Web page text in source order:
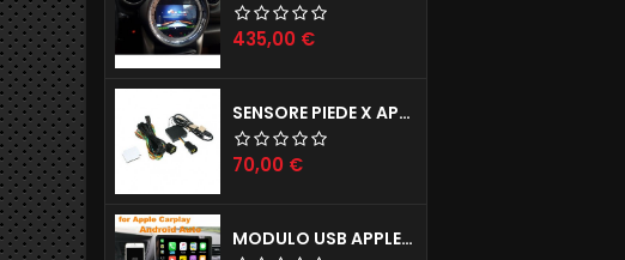
Prezzo
435,00 €
SENSORE PIEDE X APERTURA PORTELLONE ELETTRICO TAILGATE X TUTTE LE AUTO
Prezzo
70,00 €
MODULO USB APPLE CARPLAY X IPHONE E ANDROID AUTO X AUTORADIO ANDROID